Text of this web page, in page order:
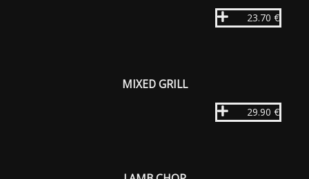
23.70 €
MIXED GRILL
29.90 €